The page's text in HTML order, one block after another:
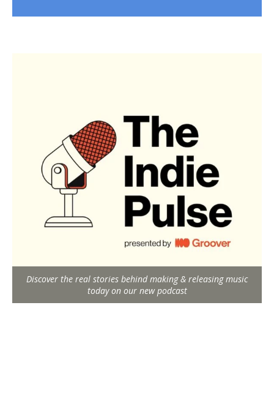
Discover the real stories behind making & releasing music
today on our new podcast